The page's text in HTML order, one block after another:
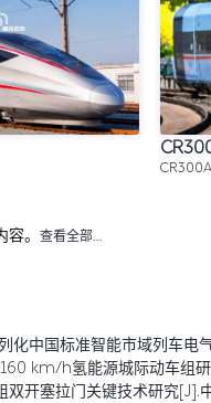
。 查看全部…
化中国标准智能市域列车
km/h氢能源城际动车组
双开塞拉门关键技术研究[J].